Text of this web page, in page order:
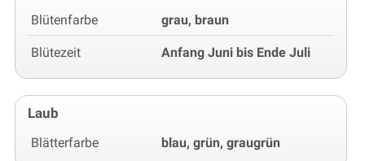
Blütenfarbe grau, braun
Blütezeit Anfang Juni bis Ende Juli
Laub
Blätterfarbe blau, grün, graugrün